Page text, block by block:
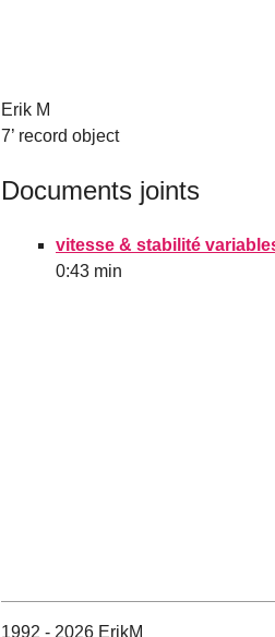
Erik M
7’ record object
Documents joints
vitesse & stabilité
0:43 min
1992 - 2026 ErikM